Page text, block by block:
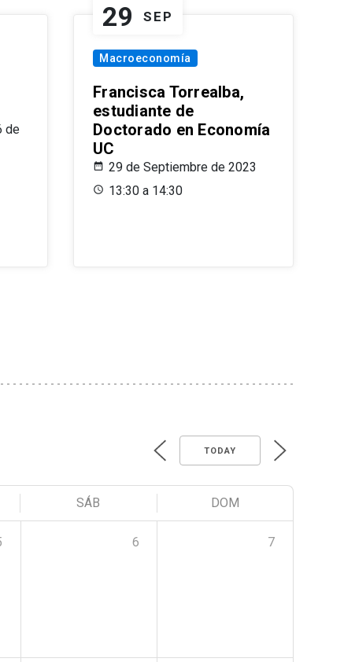
de
29 SEP
Macroeconomía
Francisca Torrealba,
estudiante de
Doctorado en Economía
UC
29 de Septiembre de 2023
13:30 a 14:30
TODAY
SÁB DOM
6 7